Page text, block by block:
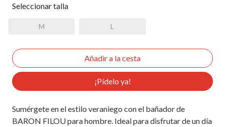
Seleccionar talla
M L
¡Pídelo ya!
Sumérgete en el estilo veraniego con el bañador de
BARON FILOU para hombre. Ideal para disfrutar de un día